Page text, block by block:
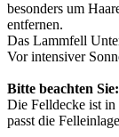
besonders um
entfernen.
Das Lammfell
Vor intensiver
Bitte beachten Sie:
Die Felldecke ist in
passt die